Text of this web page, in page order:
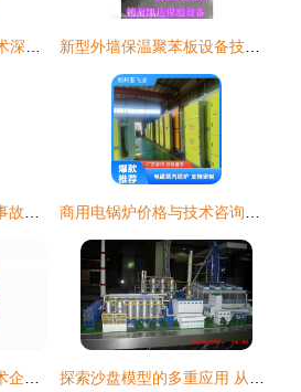
UV打印机墨水推荐与技术深度解析 新型外墙保温聚苯板设备技术宁缺毋滥，专业咨询保驾护航
痛定思痛 化工厂大爆炸事故的警示与反思 商用电锅炉价格与技术咨询全面解析
2020年黑龙江省高新技术企业认定流程_时间_申报条件_优惠政策及咨询电话 探索沙盘模型的多重应用 从建筑到军事的技术之道